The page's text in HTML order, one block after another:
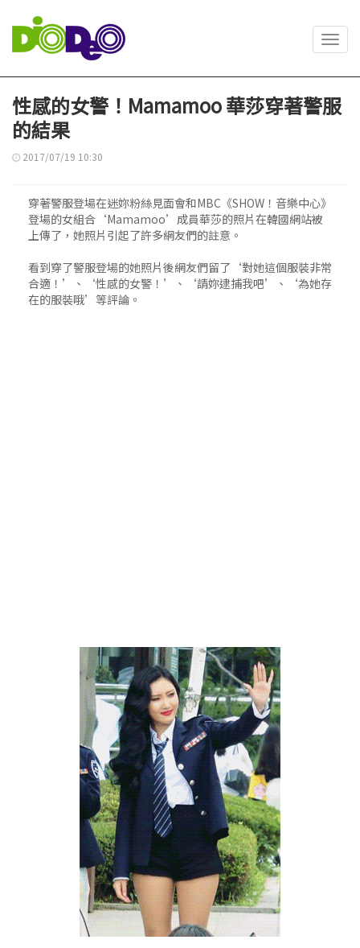
性感的女警！Mamamoo 華莎穿著警服
的結果
2017/07/19 10:30
穿著警服登場在迷妳粉絲見面會和MBC《SHOW！音樂中心》
登場的女組合‘Mamamoo’成員華莎的照片在韓國網站被
上傳了，她照片引起了許多網友們的註意。
看到穿了警服登場的她照片後網友們留了‘對她這個服裝非常
合適！’、‘性感的女警！’、‘請妳逮捕我吧’、‘為她存
在的服裝哦’等評論。